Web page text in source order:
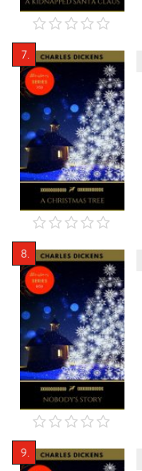
7.
8.
9.